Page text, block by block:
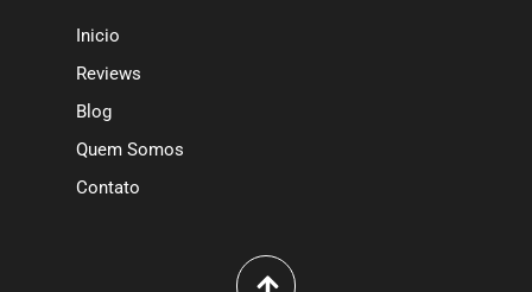
Inicio
Reviews
Blog
Quem Somos
Contato